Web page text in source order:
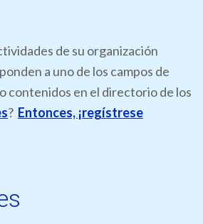
de su organización
a uno de los campos de
contenidos en el directorio de los
? Entonces, ¡regístrese